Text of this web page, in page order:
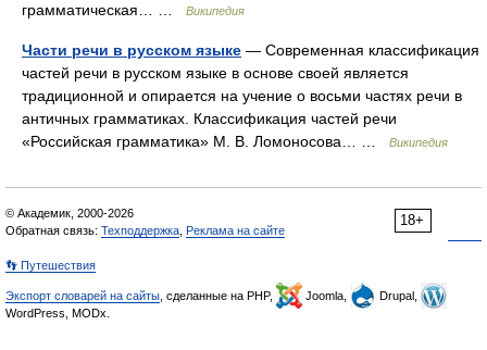
грамматическая… …
Википедия
Части речи в русском языке — Современная классификация
частей речи в русском языке в основе своей является
традиционной и опирается на учение о восьми частях речи в
античных грамматиках. Классификация частей речи
«Российская грамматика» М. В. Ломоносова… …
Википедия
18+
© Академик, 2000-2026
Обратная связь: Техподдержка Реклама на сайте
👣 Путешествия
Экспорт словарей на сайты , сделанные на PHP, Joomla,
Drupal,
WordPress, MODx.